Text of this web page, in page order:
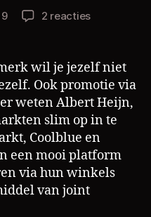
Berichtauteur
h
ri
a
m
2 reactiesop
van
Albert
Heijn,
de
wil je jezelf niet
Ook promotie via
weten Albert Heijn,
slim op in te
Coolblue en
een mooi platform
via hun winkels
van joint